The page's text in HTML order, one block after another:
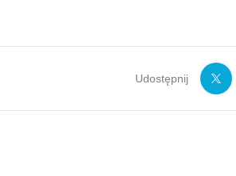
Udostępnij